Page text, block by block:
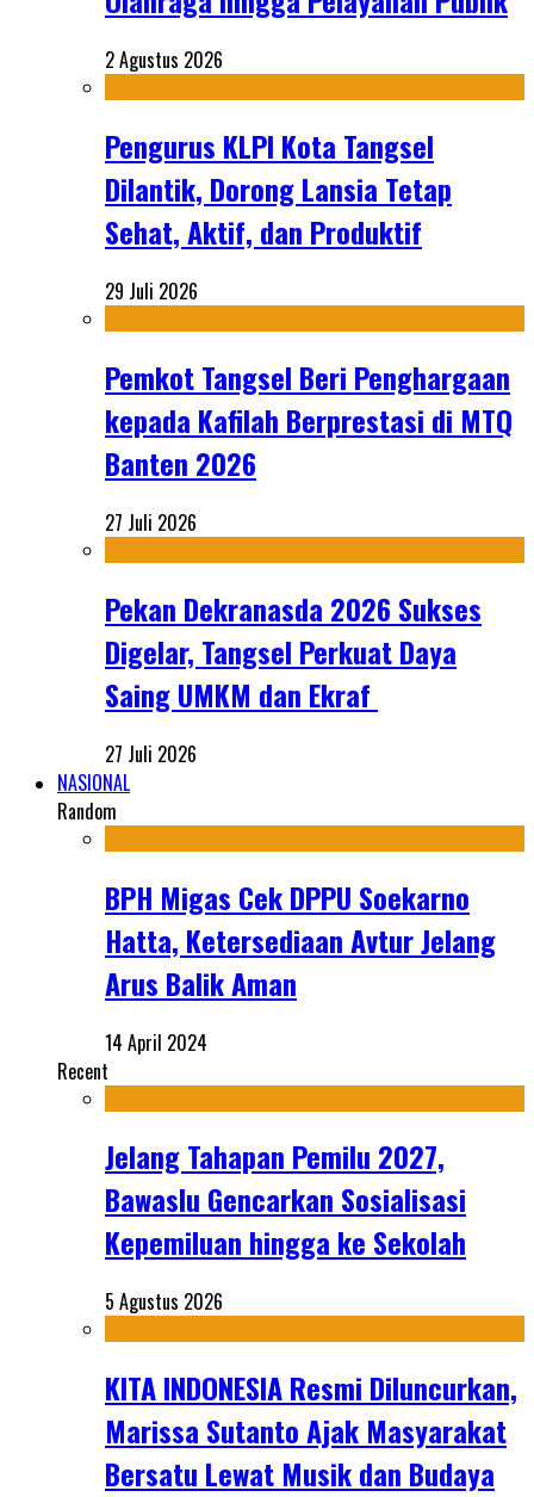
2 Agustus 2026
Pengurus KLPI Kota Tangsel
Dilantik, Dorong Lansia Tetap
Sehat, Aktif, dan Produktif
29 Juli 2026
Pemkot Tangsel Beri Penghargaan
kepada Kafilah Berprestasi di MTQ
Banten 2026
27 Juli 2026
Pekan Dekranasda 2026 Sukses
Digelar, Tangsel Perkuat Daya
Saing UMKM dan Ekraf
27 Juli 2026
NASIONAL
Random
BPH Migas Cek DPPU Soekarno
Hatta, Ketersediaan Avtur Jelang
Arus Balik Aman
14 April 2024
Recent
Jelang Tahapan Pemilu 2027,
Bawaslu Gencarkan Sosialisasi
Kepemiluan hingga ke Sekolah
5 Agustus 2026
KITA INDONESIA Resmi Diluncurkan,
Marissa Sutanto Ajak Masyarakat
Bersatu Lewat Musik dan Budaya